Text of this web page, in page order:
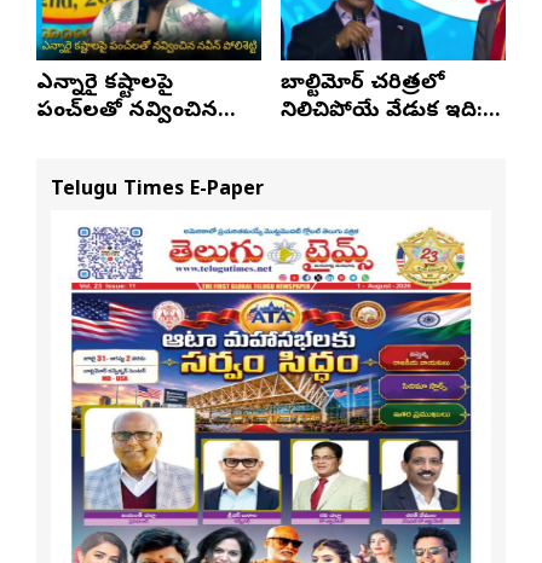
ఎన్నారై కష్టాలపై
పంచ్‌లతో నవ్వించిన
బాల్టిమోర్ చరిత్రలో
నిలిచిపోయే వేడుక ఇది:
Telugu Times E-Paper